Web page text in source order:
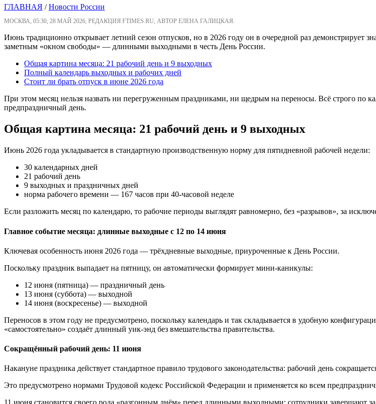
ГЛАВНАЯ /Новости России
МОСКВА, 05:30, 28 МАЙ 2026, РЕДАКЦИЯ FTIMES.RU, АВТОР ЕЛЕНА ГАЛИЦКАЯ.
Июнь традиционно открывает летний сезон отпусков, но в 2026 году он в очередной раз
заметным «окном свободы» — длинными выходными в честь День России.
Общая картина месяца: 21 рабочий день и 9 выходных
Полный календарь выходных и рабочих дней
Стоит ли брать отпуск в июне 2026 года
При этом месяц нельзя назвать ни перегруженным праздниками, ни щедрым на переносы. Всё строго
предпраздничный день.
Общая картина месяца: 21 рабочий день и 9 выходных
Июнь 2026 года укладывается в стандартную производственную норму для пятидневной рабочей недели:
30 календарных дней
21 рабочий день
9 выходных и праздничных дней
норма рабочего времени — 167 часов при 40-часовой неделе
Если разложить месяц по календарю, то рабочие периоды выглядят равномерно, без «разрывов», за
Главное событие месяца: длинные выходные с 12 по 14 июня
Ключевая особенность июня 2026 года — трёхдневные выходные, приуроченные к День России.
Поскольку праздник выпадает на пятницу, он автоматически формирует мини-каникулы:
12 июня (пятница) — праздничный день
13 июня (суббота) — выходной
14 июня (воскресенье) — выходной
Переносов в этом году не предусмотрено, поскольку календарь и так складывается в удобную
«самостоятельно» создаёт длинный уик-энд без вмешательства правительства.
Сокращённый рабочий день: 11 июня
Накануне праздника действует стандартное правило трудового законодательства: рабочий день
Это предусмотрено нормами Трудовой кодекс Российской Федерации и применяется ко всем